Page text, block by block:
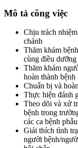
Mô tả công việc
Chịu trách
chánh
Thăm khám
cùng điều
Thăm khám
hoàn thành
Chuẩn bị và
Thực hiện đánh
Theo dõi và xử
bệnh trong
các ca bệnh
Giải thích tình
người bệnh/